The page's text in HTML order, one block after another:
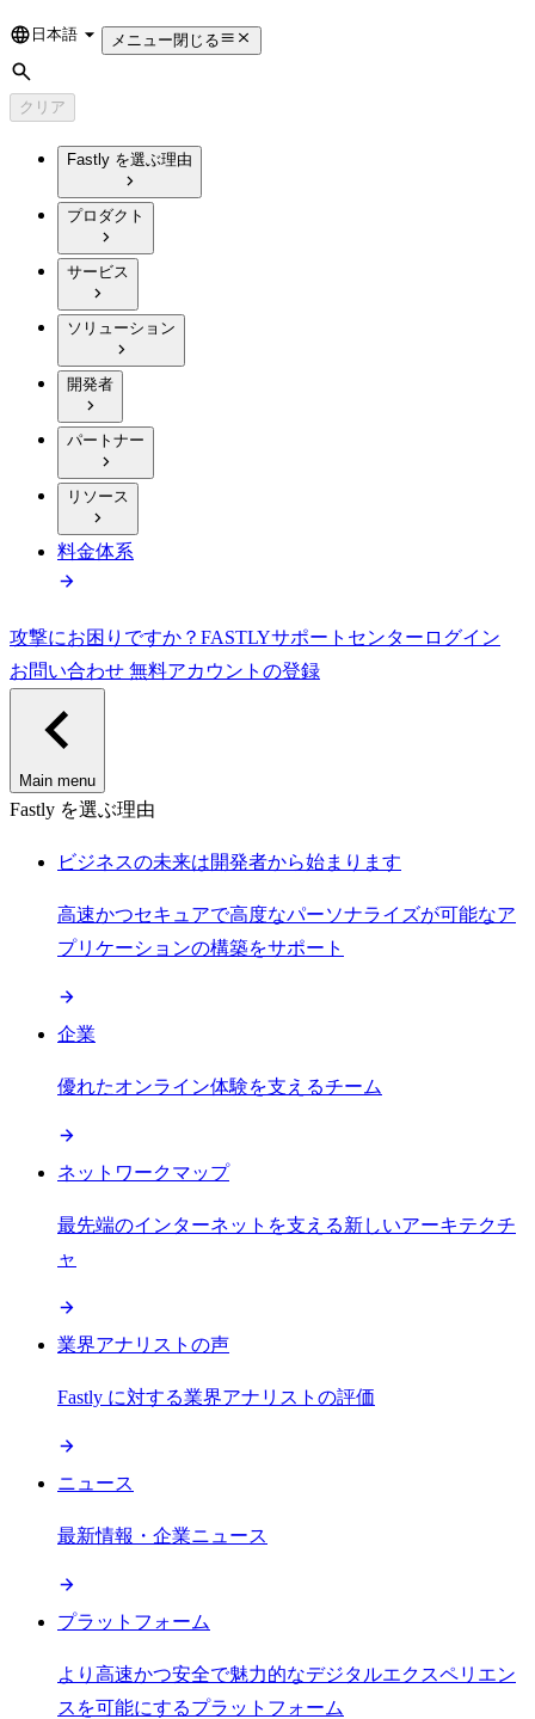
Language
日本語 メニュー閉じる
検索
クリア
Fastly を選ぶ理由
プロダクト
サービス
ソリューション
開発者
パートナー
リソース
料金体系
攻撃にお困りですか？ FASTLYサポートセンター ログイン
お問い合わせ 無料アカウントの登録
Main menu
Fastly を選ぶ理由
ビジネスの未来は開発者から始まります
高速かつセキュアで高度なパーソナライズが可能なア
プリケーションの構築をサポート
企業
優れたオンライン体験を支えるチーム
ネットワークマップ
最先端のインターネットを支える新しいアーキテクチ
ャ
業界アナリストの声
Fastly に対する業界アナリストの評価
ニュース
最新情報・企業ニュース
プラットフォーム
より高速かつ安全で魅力的なデジタルエクスペリエン
スを可能にするプラットフォーム